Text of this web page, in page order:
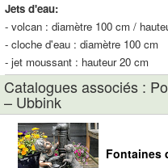
Jets d'eau:
- volcan : diamètre 100 cm /
- cloche d'eau : diamètre 100 cm
- jet moussant : hauteur 20 cm
Catalogues associés :
– Ubbink
Fontaines